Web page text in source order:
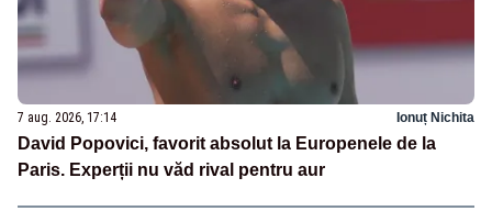
7 aug. 2026, 17:14 Ionuț Nichita
David Popovici, favorit absolut la Europenele de la
Paris. Experții nu văd rival pentru aur